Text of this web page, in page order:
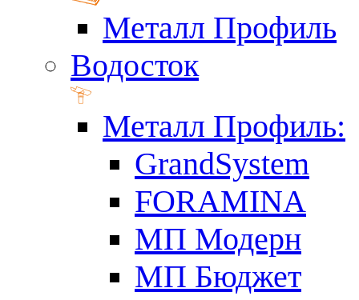
Металл Профиль
Водосток
Металл Профиль:
GrandSystem
FORAMINA
МП Модерн
МП Бюджет